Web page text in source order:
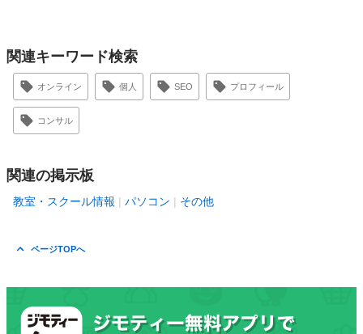
関連キーワード検索
オンライン 個人 SEO プロフィール
コンサル
関連の掲示板
教室・スクール情報 パソコン その他
ページTOPへ